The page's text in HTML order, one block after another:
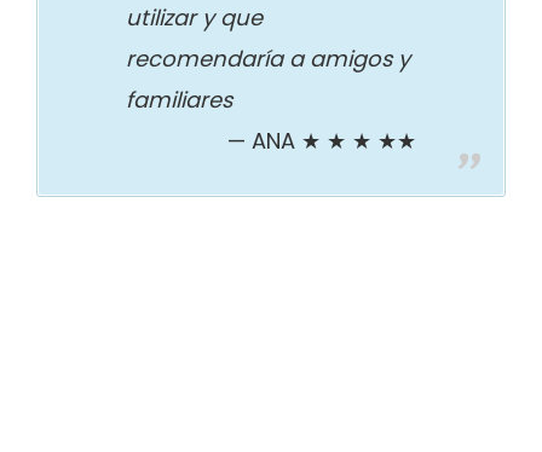
utilizar y que
recomendaría a amigos y
familiares
ANA ★ ★ ★ ★★